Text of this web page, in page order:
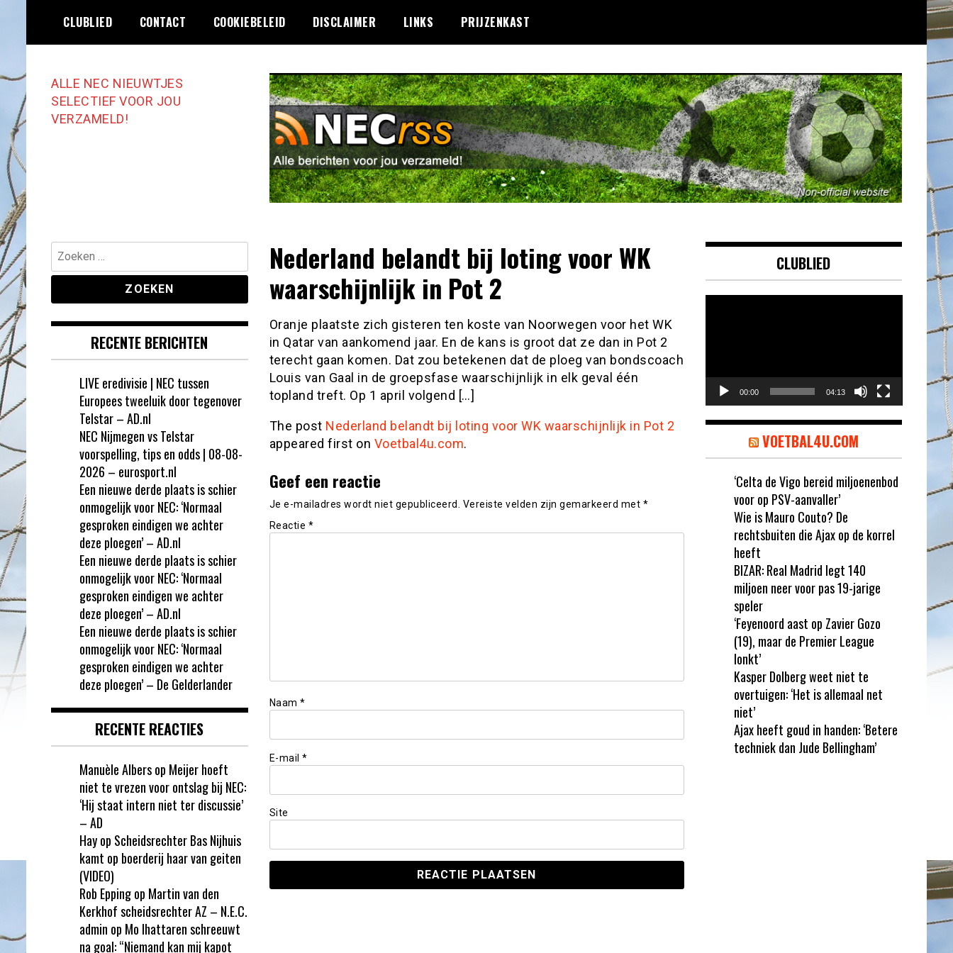
de
CLUBLIED CONTACT COOKIEBELEID DISCLAIMER LINKS PRIJZENKAST
ALLE NEC NIEUWTJES
SELECTIEF VOOR JOU
VERZAMELD!
Nederland belandt bij loting voor WK
waarschijnlijk in Pot 2
Oranje plaatste zich gisteren ten koste van Noorwegen voor het WK
in Qatar van aankomend jaar. En de kans is groot dat ze dan in Pot 2
terecht gaan komen. Dat zou betekenen dat de ploeg van bondscoach
Louis van Gaal in de groepsfase waarschijnlijk in elk geval één
topland treft. Op 1 april volgend […]
The post Nederland belandt bij loting voor WK waarschijnlijk in Pot 2
appeared first on Voetbal4u.com.
Geef een reactie
Je e-mailadres wordt niet gepubliceerd. Vereiste velden zijn gemarkeerd met *
Reactie *
Naam *
E-mail *
Site
Zoeken
naar:
RECENTE BERICHTEN
LIVE eredivisie | NEC tussen
Europees tweeluik door tegenover
Telstar – AD.nl
NEC Nijmegen vs Telstar
voorspelling, tips en odds | 08-08-
2026 – eurosport.nl
Een nieuwe derde plaats is schier
onmogelijk voor NEC: ‘Normaal
gesproken eindigen we achter
deze ploegen’ – AD.nl
Een nieuwe derde plaats is schier
onmogelijk voor NEC: ‘Normaal
gesproken eindigen we achter
deze ploegen’ – AD.nl
Een nieuwe derde plaats is schier
onmogelijk voor NEC: ‘Normaal
gesproken eindigen we achter
deze ploegen’ – De Gelderlander
RECENTE REACTIES
Manuèle Albersop Meijer hoeft
niet te vrezen voor ontslag bij NEC:
‘Hij staat intern niet ter discussie’
– AD
Hayop Scheidsrechter Bas Nijhuis
kamt op boerderij haar van geiten
(VIDEO)
Rob Eppingop Martin van den
Kerkhof scheidsrechter AZ – N.E.C.
admin op Mo Ihattaren schreeuwt
na goal: “Niemand kan mij kapot
CLUBLIED
00:00 04:13
VOETBAL4U.COM
‘Celta de Vigo bereid miljoenenbod
voor op PSV-aanvaller’
Wie is Mauro Couto? De
rechtsbuiten die Ajax op de korrel
heeft
BIZAR: Real Madrid legt 140
miljoen neer voor pas 19-jarige
speler
‘Feyenoord aast op Zavier Gozo
(19), maar de Premier League
lonkt’
Kasper Dolberg weet niet te
overtuigen: ‘Het is allemaal net
niet’
Ajax heeft goud in handen: ‘Betere
techniek dan Jude Bellingham’